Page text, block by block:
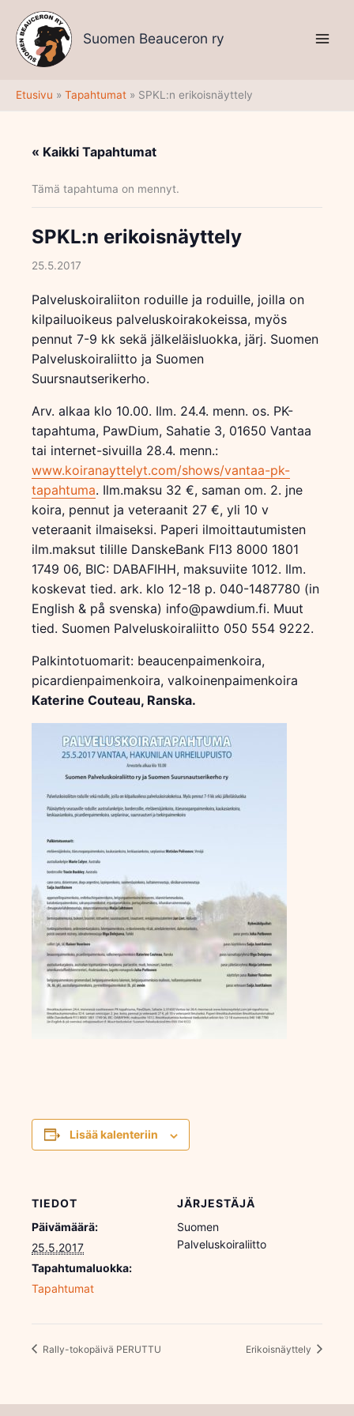
sisältöön
Suomen Beauceron ry
Etusivu Tapahtumat SPKL:n erikoisnäyttely
« Kaikki Tapahtumat
Tämä tapahtuma on mennyt.
SPKL:n erikoisnäyttely
25.5.2017
Palveluskoiraliiton roduille ja roduille, joilla on
kilpailuoikeus palveluskoirakokeissa, myös
pennut 7-9 kk sekä jälkeläisluokka, järj. Suomen
Palveluskoiraliitto ja Suomen
Suursnautserikerho.
Arv. alkaa klo 10.00. Ilm. 24.4. menn. os. PK-
tapahtuma, PawDium, Sahatie 3, 01650 Vantaa
tai internet-sivuilla 28.4. menn.:
www.koiranayttelyt.com/shows/vantaa-pk-
tapahtuma. Ilm.maksu 32 €, saman om. 2. jne
koira, pennut ja veteraanit 27 €, yli 10 v
veteraanit ilmaiseksi. Paperi ilmoittautumisten
ilm.maksut tilille DanskeBank FI13 8000 1801
1749 06, BIC: DABAFIHH, maksuviite 1012. Ilm.
koskevat tied. ark. klo 12-18 p. 040-1487780 (in
English & på svenska) info@pawdium.fi. Muut
tied. Suomen Palveluskoiraliitto 050 554 9222.
Palkintotuomarit: beaucenpaimenkoira,
picardienpaimenkoira, valkoinenpaimenkoira
Katerine Couteau, Ranska.
Lisää kalenteriin
TIEDOT
Päivämäärä:
25.5.2017
Tapahtumaluokka:
Tapahtumat
JÄRJESTÄJÄ
Suomen
Palveluskoiraliitto
Rally-tokopäivä PERUTTU Erikoisnäyttely